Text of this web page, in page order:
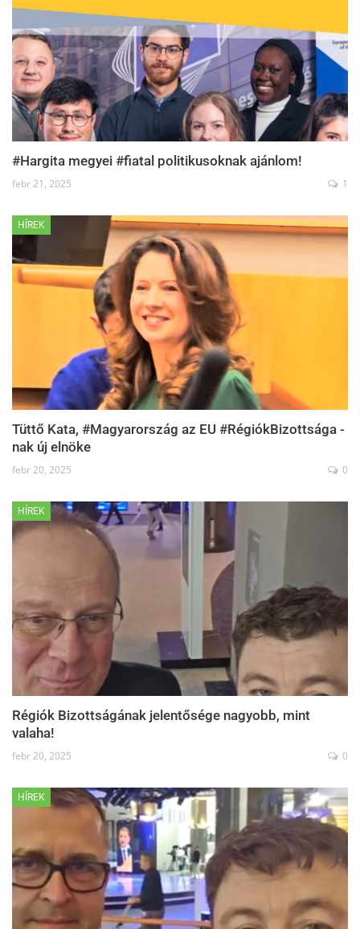
#Hargita megyei #fiatal politikusoknak ajánlom!
febr 21, 2025 1
HÍREK
Tüttő Kata, #Magyarország az EU #RégiókBizottsága -
nak új elnöke
febr 20, 2025 0
HÍREK
Régiók Bizottságának jelentősége nagyobb, mint
valaha!
febr 20, 2025 0
HÍREK